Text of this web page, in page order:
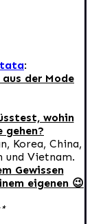
:
der Mode
wohin
gehen?
Korea, China,
und Vietnam.
Gewissen
eigenen 😉